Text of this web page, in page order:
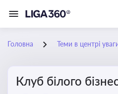
Головна Теми в центрі
Клуб білого